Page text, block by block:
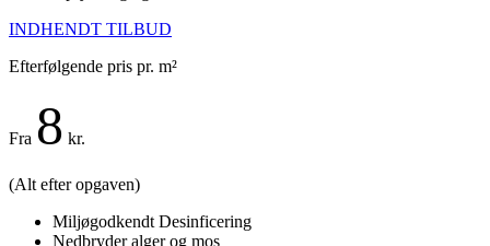
INDHENDT TILBUD
Efterfølgende pris pr. m²
Fra 8 kr.
(Alt efter opgaven)
Miljøgodkendt Desinficering
Nedbryder alger og mos